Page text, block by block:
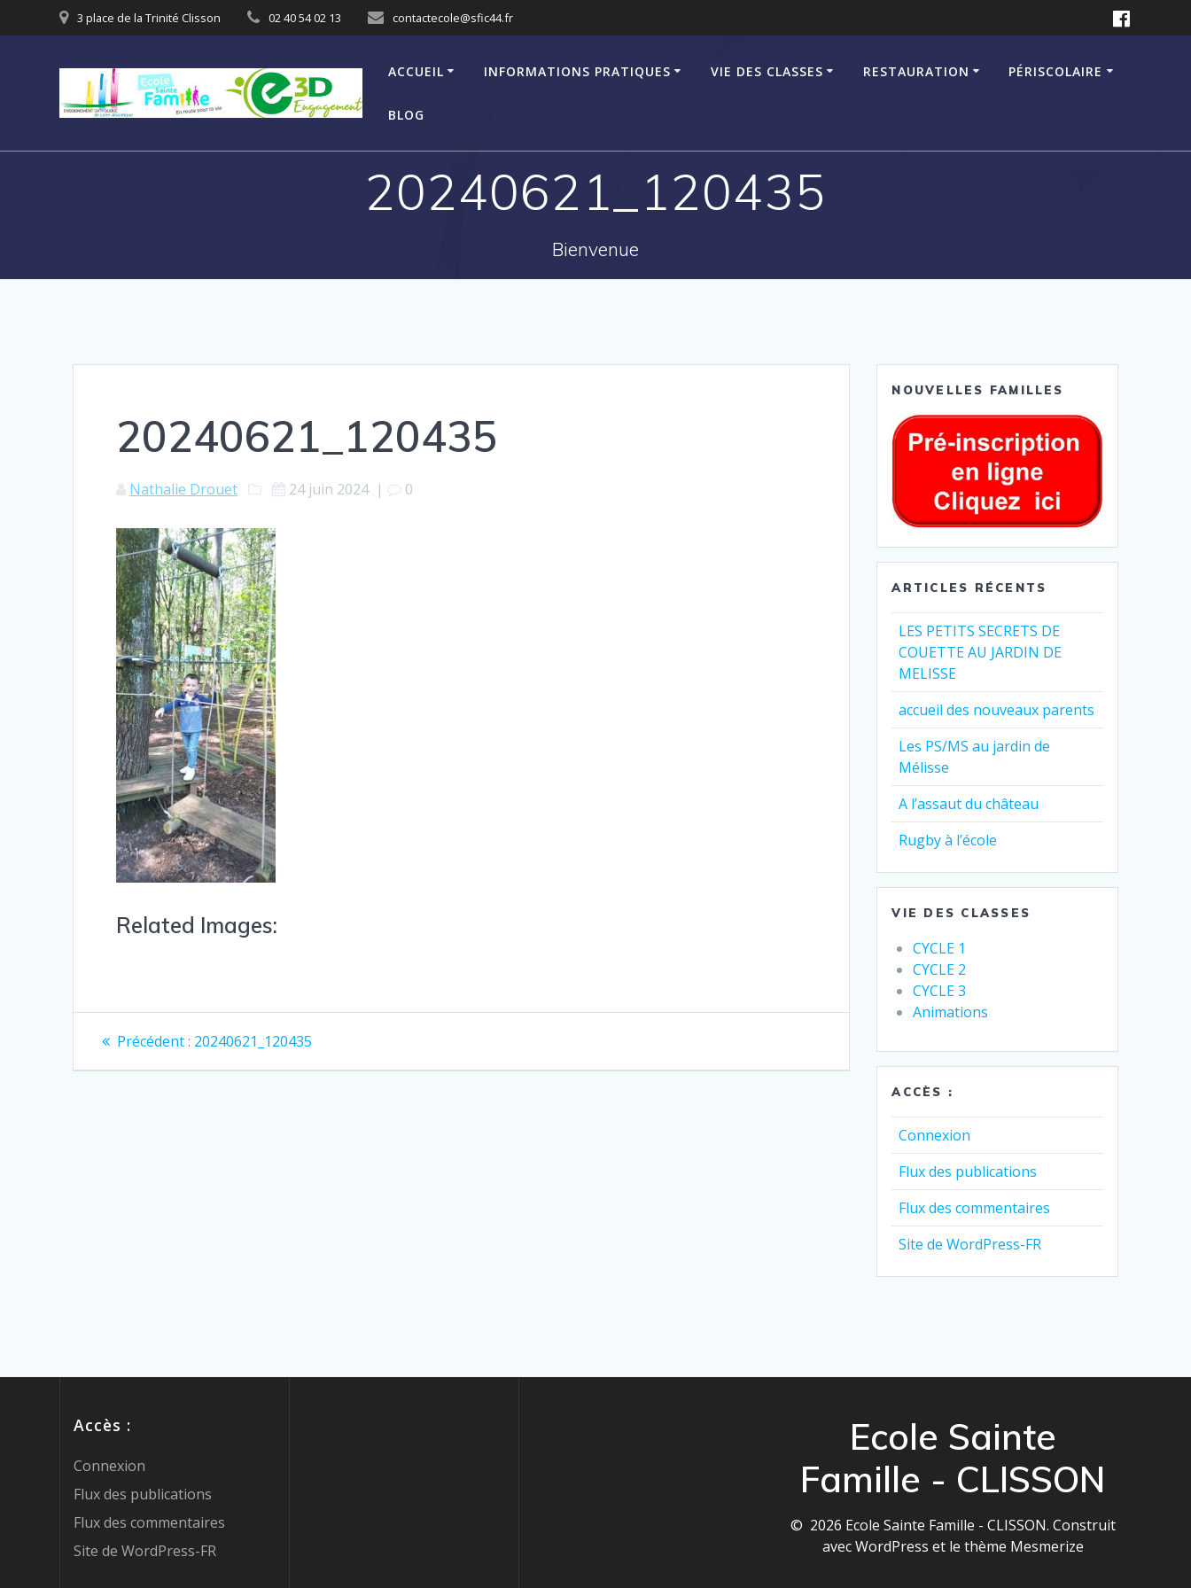
3 place de la Trinité Clisson 02 40 54 02 13 contactecole@sfic44.fr
ACCUEIL INFORMATIONS PRATIQUES VIE DES CLASSES RESTAURATION PÉRISCOLAIRE
BLOG
20240621_120435
Bienvenue
20240621_120435
Nathalie Drouet 24 juin 2024| 0
Related Images:
Précédent : 20240621_120435
NOUVELLES FAMILLES
ARTICLES RÉCENTS
LES PETITS SECRETS DE
COUETTE AU JARDIN DE
MELISSE
accueil des nouveaux parents
Les PS/MS au jardin de
Mélisse
A l’assaut du château
Rugby à l’école
VIE DES CLASSES
CYCLE 1
CYCLE 2
CYCLE 3
Animations
ACCÈS :
Connexion
Flux des publications
Flux des commentaires
Site de WordPress-FR
Accès :
Connexion
Flux des publications
Flux des commentaires
Site de WordPress-FR
Ecole Sainte
Famille - CLISSON
© 2026 Ecole Sainte Famille - CLISSON. Construit
avec WordPress et le thème Mesmerize